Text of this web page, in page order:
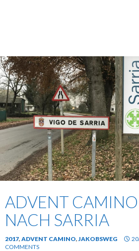
ADVENT
NACH SARRIA
2017, ADVENT CAMINO, JAKOBSWEG
COMMENTS